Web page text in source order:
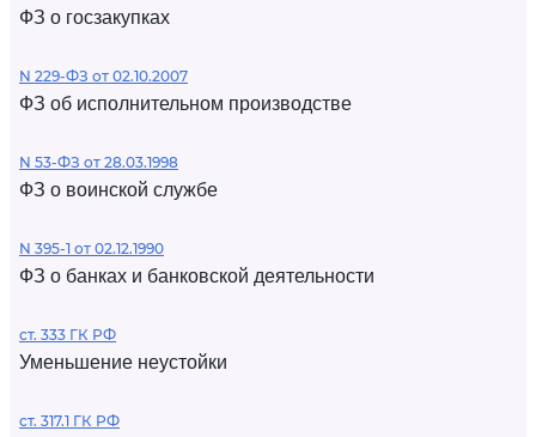
ФЗ о госзакупках
N 229-ФЗ от 02.10.2007
ФЗ об исполнительном производстве
N 53-ФЗ от 28.03.1998
ФЗ о воинской службе
N 395-1 от 02.12.1990
ФЗ о банках и банковской деятельности
ст. 333 ГК РФ
Уменьшение неустойки
ст. 317.1 ГК РФ